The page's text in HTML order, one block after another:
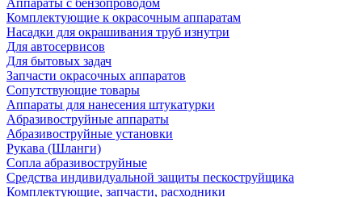
Аппараты с бензопроводом
Комплектующие к окрасочным аппаратам
Насадки для окрашивания труб изнутри
Для автосервисов
Для бытовых задач
Запчасти окрасочных аппаратов
Сопутствующие товары
Аппараты для нанесения штукатурки
Aбразивоструйные аппараты
Абразивоструйные установки
Рукава (Шланги)
Сопла абразивоструйные
Средства индивидуальной защиты пескоструйщика
Комплектующие, запчасти, расходники